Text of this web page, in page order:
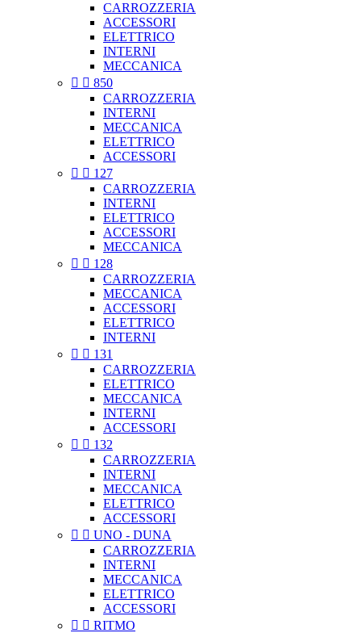
CARROZZERIA
ACCESSORI
ELETTRICO
INTERNI
MECCANICA
  850
CARROZZERIA
INTERNI
MECCANICA
ELETTRICO
ACCESSORI
  127
CARROZZERIA
INTERNI
ELETTRICO
ACCESSORI
MECCANICA
  128
CARROZZERIA
MECCANICA
ACCESSORI
ELETTRICO
INTERNI
  131
CARROZZERIA
ELETTRICO
MECCANICA
INTERNI
ACCESSORI
  132
CARROZZERIA
INTERNI
MECCANICA
ELETTRICO
ACCESSORI
  UNO - DUNA
CARROZZERIA
INTERNI
MECCANICA
ELETTRICO
ACCESSORI
  RITMO